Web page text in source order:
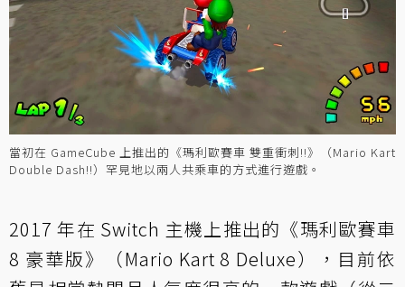
當初在 GameCube 上推出的《瑪利歐賽車 雙重衝刺!!》（Mario Kart
Double Dash!!）罕見地以兩人共乘車的方式進行遊戲。
2017 年在 Switch 主機上推出的《瑪利歐賽車
8 豪華版》（Mario Kart 8 Deluxe），目前依